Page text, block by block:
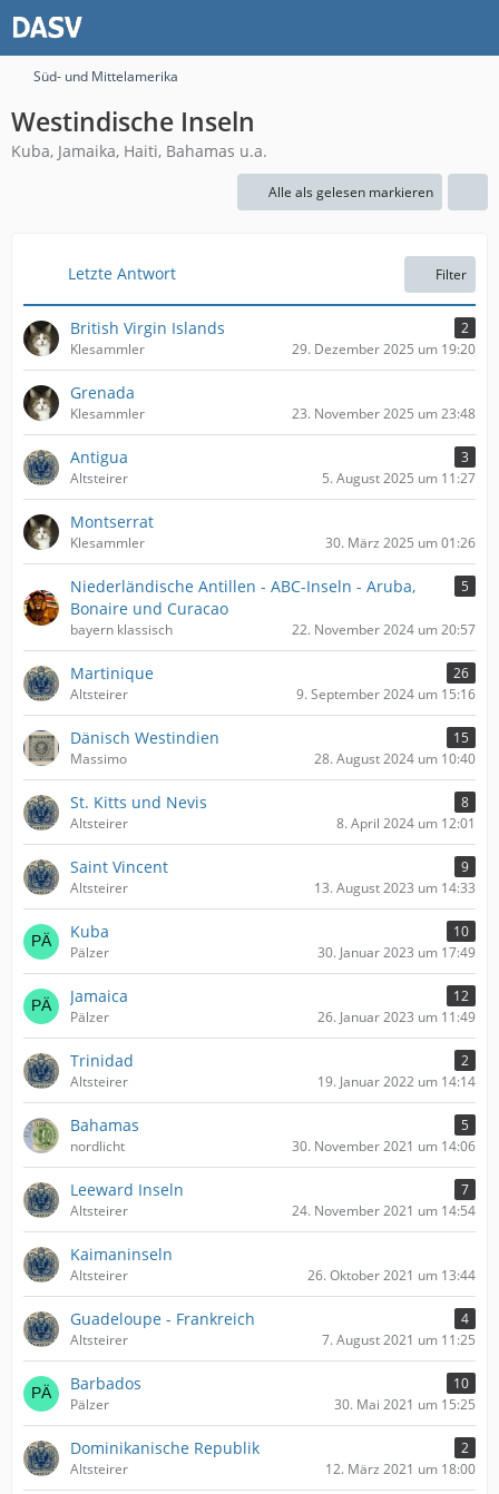
Süd- und Mittelamerika
Westindische Inseln
Kuba, Jamaika, Haiti, Bahamas u.a.
Alle als gelesen markieren
Letzte Antwort Filter
British Virgin Islands
2
Klesammler
29. Dezember 2025 um 19:20
Grenada
Klesammler 23. November 2025 um 23:48
Antigua
3
Altsteirer
5. August 2025 um 11:27
Montserrat
Klesammler 30. März 2025 um 01:26
Niederländische Antillen - ABC-Inseln - Aruba,
Bonaire und Curacao
5
bayern klassisch 22. November 2024 um 20:57
Martinique
26
Altsteirer
9. September 2024 um 15:16
Dänisch Westindien
15
Massimo
28. August 2024 um 10:40
St. Kitts und Nevis
8
Altsteirer
8. April 2024 um 12:01
Saint Vincent
9
Altsteirer
13. August 2023 um 14:33
Kuba
10
Pälzer
30. Januar 2023 um 17:49
Jamaica
12
Pälzer
26. Januar 2023 um 11:49
Trinidad
2
Altsteirer
19. Januar 2022 um 14:14
Bahamas
5
nordlicht
30. November 2021 um 14:06
Leeward Inseln
7
Altsteirer
24. November 2021 um 14:54
Kaimaninseln
Altsteirer 26. Oktober 2021 um 13:44
Guadeloupe - Frankreich
4
Altsteirer
7. August 2021 um 11:25
Barbados
10
Pälzer
30. Mai 2021 um 15:25
Dominikanische Republik
2
Altsteirer
12. März 2021 um 18:00